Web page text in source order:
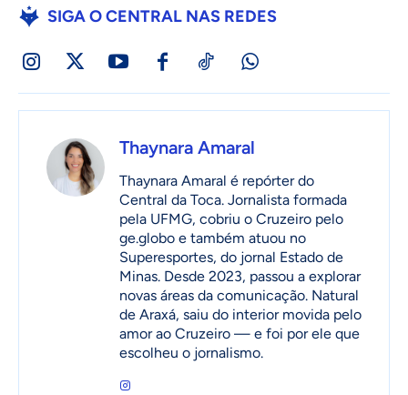
SIGA O CENTRAL NAS REDES
Thaynara Amaral
Thaynara Amaral é repórter do
Central da Toca. Jornalista formada
pela UFMG, cobriu o Cruzeiro pelo
ge.globo e também atuou no
Superesportes, do jornal Estado de
Minas. Desde 2023, passou a explorar
novas áreas da comunicação. Natural
de Araxá, saiu do interior movida pelo
amor ao Cruzeiro — e foi por ele que
escolheu o jornalismo.